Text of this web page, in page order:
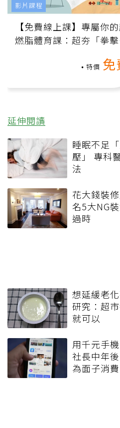
【免費線上課】專屬你
燃脂體育課：超夯「拳擊
特價 免
影片課程
延伸閱讀
睡眠不足
壓」 專科
法
花大錢裝
名5大NG
過時
想延緩老
研究：超
就可以
用千元手
社長中年
為面子消費